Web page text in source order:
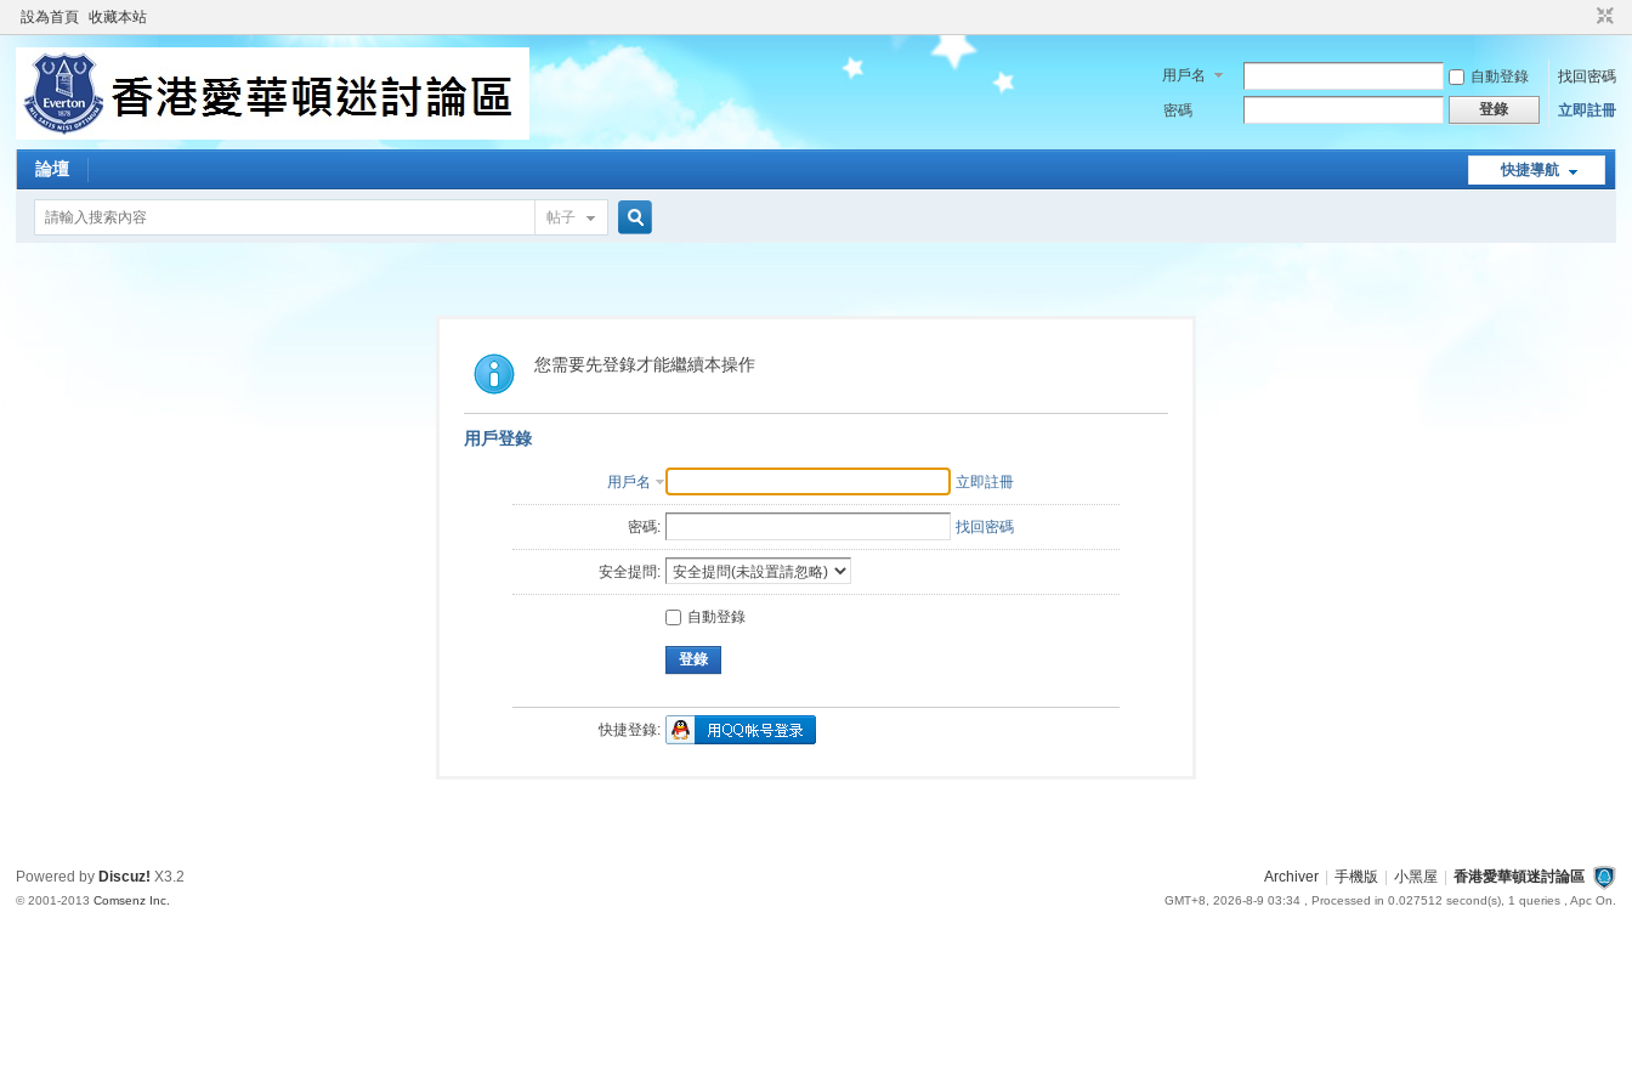
設為首頁 收藏本站
用戶名 自動登錄
找回密碼
密碼
登錄 立即註冊
快捷導航
論壇
帖子
索
您需要先登錄才能繼續本操作
用戶登錄
用戶名 立即註冊
密碼: 找回密碼
安全提問:
自動登錄
登錄
快捷登錄:
Archiver 手機版 小黑屋 香港愛華頓迷討論區
GMT+8, 2026-8-9 03:34, Processed in 0.027512 second(s), 1 queries , Apc On.
Powered by Discuz! X3.2
© 2001-2013Comsenz Inc.